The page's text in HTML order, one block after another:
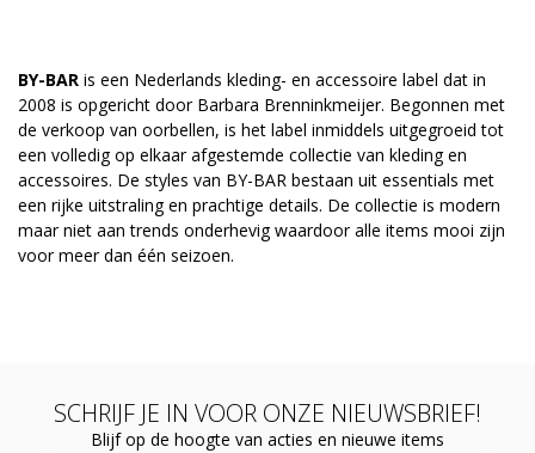
BY-BAR is een Nederlands kleding- en accessoire label dat in
2008 is opgericht door Barbara Brenninkmeijer. Begonnen met
de verkoop van oorbellen, is het label inmiddels uitgegroeid tot
een volledig op elkaar afgestemde collectie van kleding en
accessoires. De styles van BY-BAR bestaan uit essentials met
een rijke uitstraling en prachtige details. De collectie is modern
maar niet aan trends onderhevig waardoor alle items mooi zijn
voor meer dan één seizoen.
SCHRIJF JE IN VOOR ONZE NIEUWSBRIEF!
Blijf op de hoogte van acties en nieuwe items